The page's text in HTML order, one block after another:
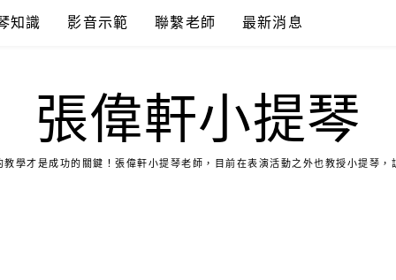
知識 影音示範 聯繫老師 最新消息
張偉軒小提琴
學才是成功的關鍵！張偉軒小提琴老師，目前在表演活動之外也教授小提琴